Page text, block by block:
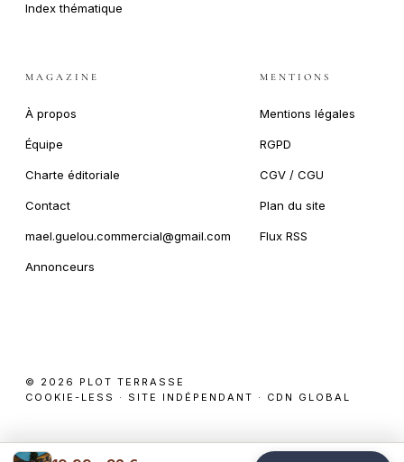
Index thématique
MAGAZINE
À propos
Équipe
Charte éditoriale
Contact
mael.guelou.commercial@gmail.com
Annonceurs
MENTIONS
Mentions légales
RGPD
CGV / CGU
Plan du site
Flux RSS
© 2026 PLOT TERRASSE
COOKIE-LESS · SITE INDÉPENDANT · CDN GLOBAL